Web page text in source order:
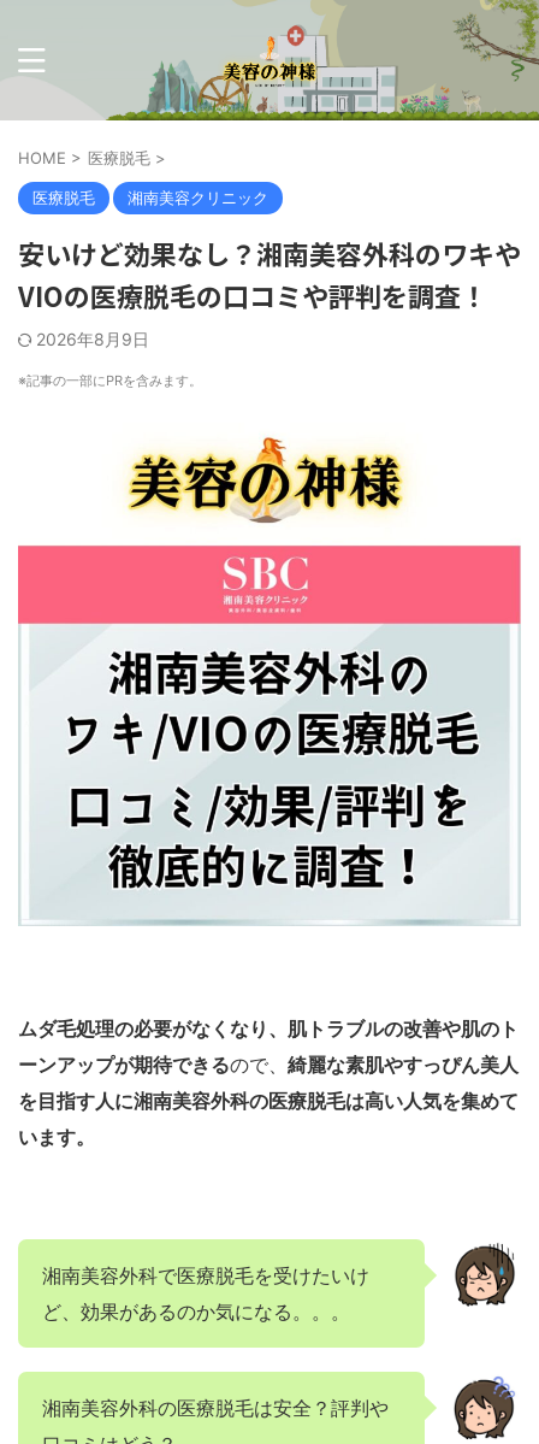
HOME > 医療脱毛 >
医療脱毛 湘南美容クリニック
安いけど効果なし？湘南美容外科のワキや
VIOの医療脱毛の口コミや評判を調査！
2026年8月9日
※記事の一部にPRを含みます。
ムダ毛処理の必要がなくなり、肌トラブルの改善や肌のト
ーンアップが期待できるので、 綺麗な素肌やすっぴん美人
を目指す人に湘南美容外科の医療脱毛は高い人気を集めて
います。
湘南美容外科で医療脱毛を受けたいけ
ど、効果があるのか気になる。。。
湘南美容外科の医療脱毛は安全？評判や